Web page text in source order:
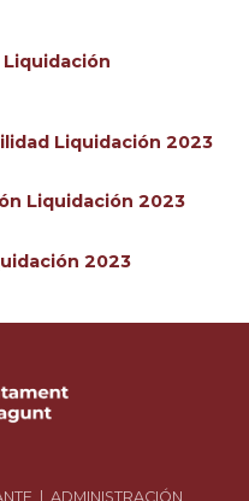
Liquidación 2023
Liquidación 2023
2023
ADMINISTRACIÓN